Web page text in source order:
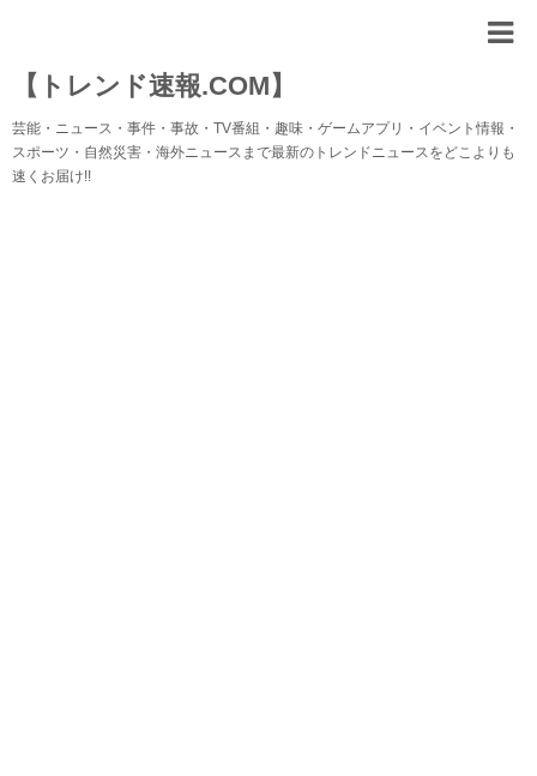
【トレンド速報.COM】
芸能・ニュース・事件・事故・TV番組・趣味・ゲームアプリ・イベント情報・
スポーツ・自然災害・海外ニュースまで最新のトレンドニュースをどこよりも
速くお届け!!